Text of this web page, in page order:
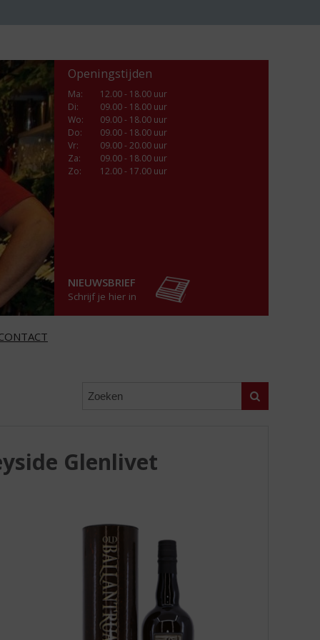
Openingstijden
Ma:
12.00 - 18.00 uur
Di:
09.00 - 18.00 uur
Wo:
09.00 - 18.00 uur
Do:
09.00 - 18.00 uur
Vr:
09.00 - 20.00 uur
Za:
09.00 - 18.00 uur
Zo:
12.00 - 17.00 uur
NIEUWSBRIEF
Schrijf je hier in
Zoeken
Glenlivet